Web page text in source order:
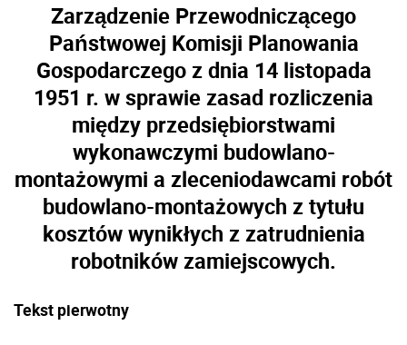
Zarządzenie Przewodniczącego
Państwowej Komisji Planowania
Gospodarczego z dnia 14 listopada
1951 r. w sprawie zasad rozliczenia
między przedsiębiorstwami
wykonawczymi budowlano-
montażowymi a zleceniodawcami robót
budowlano-montażowych z tytułu
kosztów wynikłych z zatrudnienia
robotników zamiejscowych.
Tekst pierwotny